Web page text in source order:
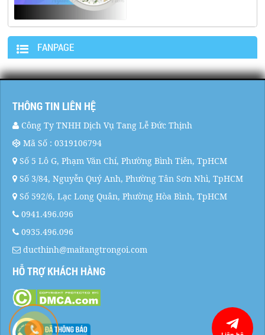
FANPAGE
THÔNG TIN LIÊN HỆ
Công Ty TNHH Dịch Vụ Tang Lễ Đức Thịnh
Mã Số : 0319106794
Số 5 Lô G, Phạm Văn Chí, Phường Bình Tiên, TpHCM
Số 3/84, Nguyễn Quý Anh, Phường Tân Sơn Nhì, TpHCM
Số 592/6, Lạc Long Quân, Phường Hòa Bình, TpHCM
0941.496.096
0935.496.096
ducthinh@maitangtrongoi.com
HỖ TRỢ KHÁCH HÀNG